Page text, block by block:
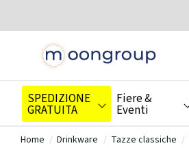
SPEDIZIONE
GRATUITA
Fiere &
Eventi
Home Drinkware Tazze classiche